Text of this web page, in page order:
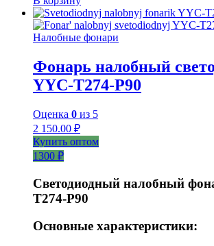
Налобные фонари
Фонарь налобный
YYC-T274-P90
Оценка 0 из 5
2 150.00 ₽
Купить оптом
1300 ₽
Светодиодный налобный
T274-P90
Основные характеристики: